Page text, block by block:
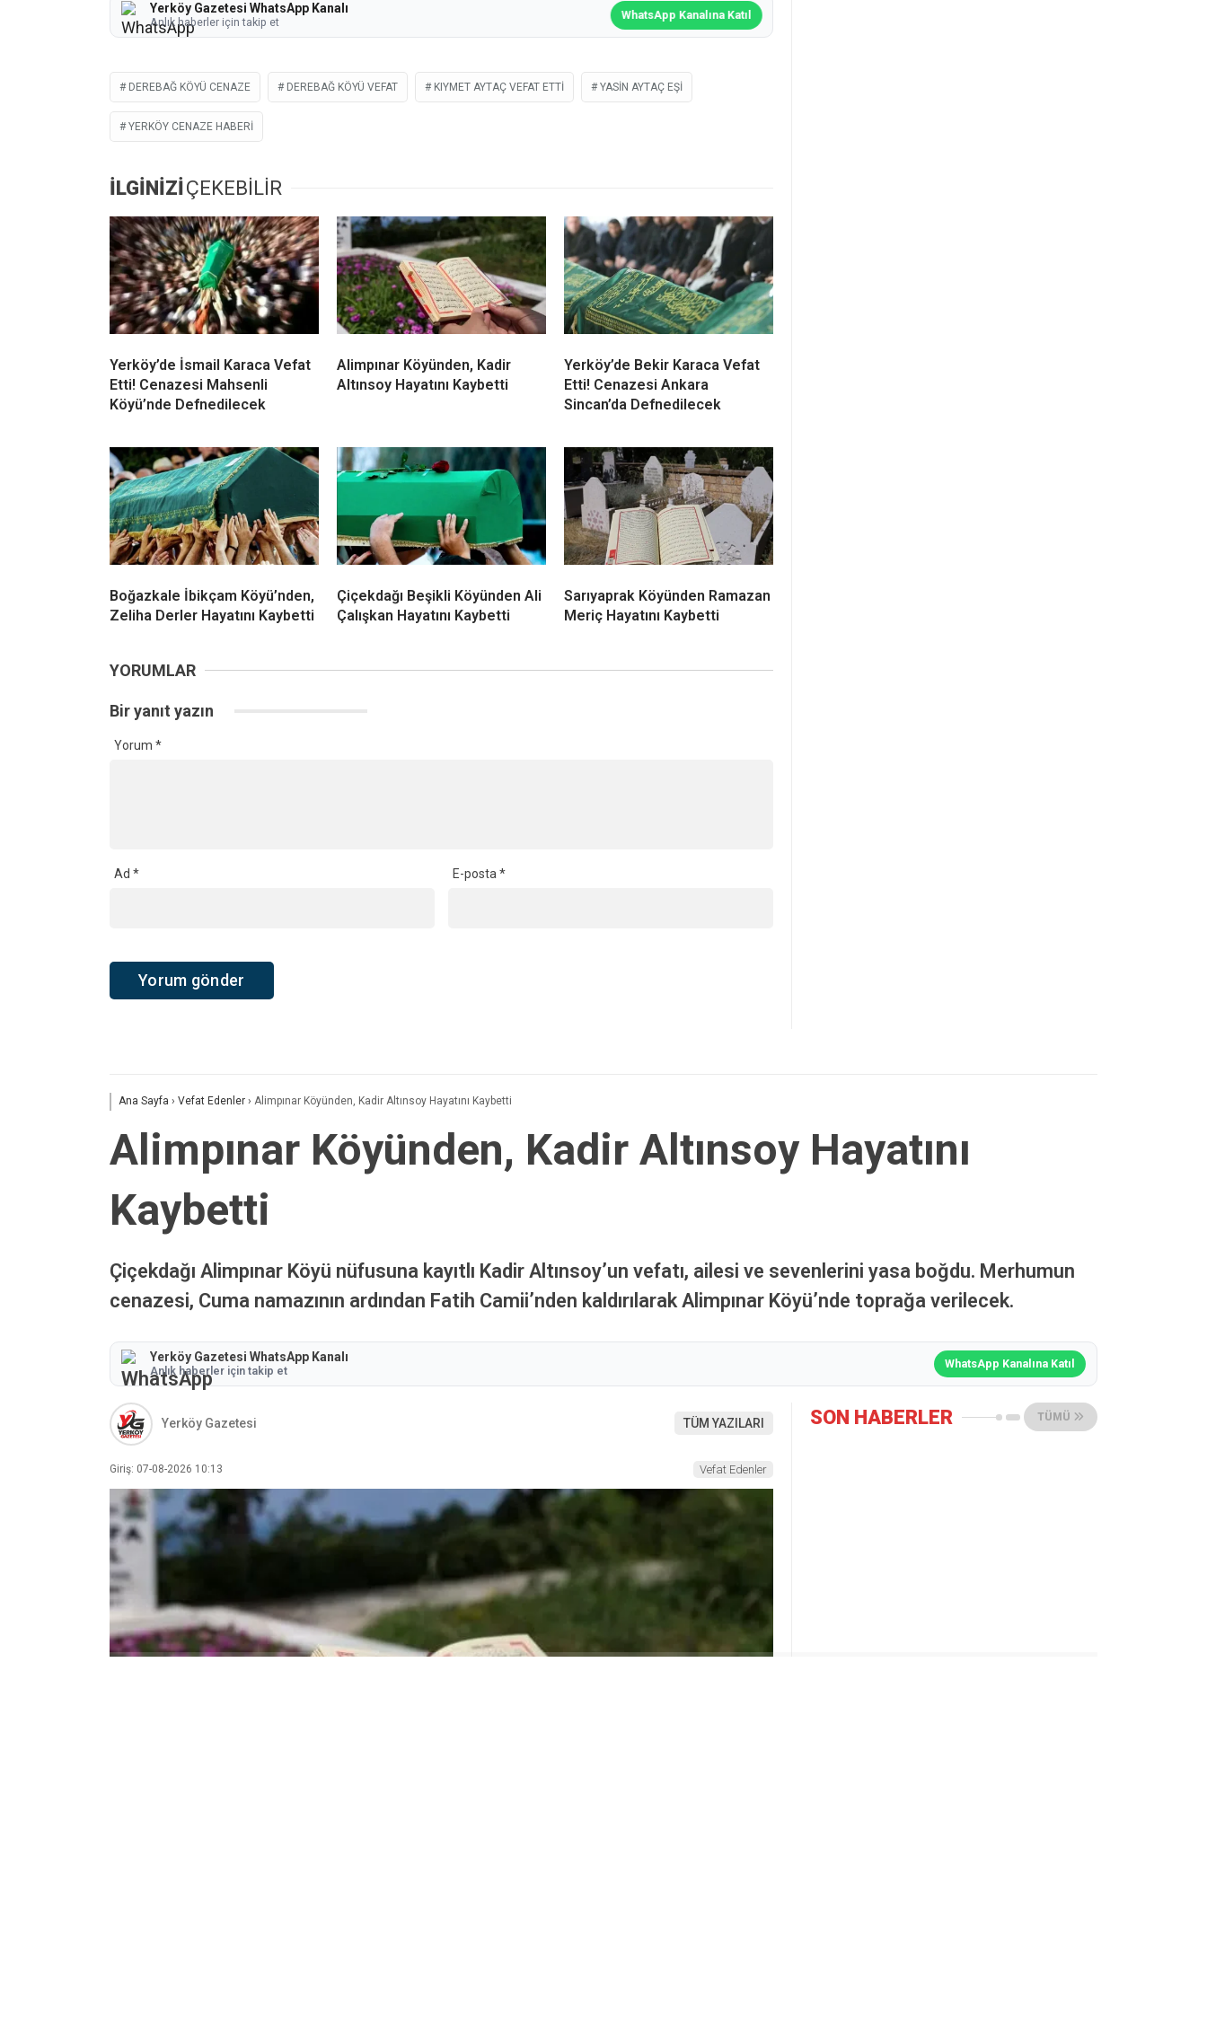
Yerköy Gazetesi WhatsApp Kanalı
Anlık haberler için takip et
WhatsApp Kanalına Katıl
DEREBAĞ KÖYÜ CENAZE DEREBAĞ KÖYÜ VEFAT KIYMET AYTAÇ VEFAT ETTI YASIN AYTAÇ EŞI
YERKÖY CENAZE HABERI
İLGİNİZİÇEKEBİLİR
Yerköy’de İsmail Karaca Vefat
Etti! Cenazesi Mahsenli
Köyü’nde Defnedilecek
Alimpınar Köyünden, Kadir
Altınsoy Hayatını Kaybetti
Yerköy’de Bekir Karaca Vefat
Etti! Cenazesi Ankara
Sincan’da Defnedilecek
Boğazkale İbikçam Köyü’nden,
Zeliha Derler Hayatını Kaybetti
Çiçekdağı Beşikli Köyünden Ali
Çalışkan Hayatını Kaybetti
Sarıyaprak Köyünden Ramazan
Meriç Hayatını Kaybetti
YORUMLAR
Bir yanıt yazın
Yorum *
Ad * E-posta *
Ana Sayfa › Vefat Edenler › Alimpınar Köyünden, Kadir Altınsoy Hayatını Kaybetti
Alimpınar Köyünden, Kadir Altınsoy Hayatını
Kaybetti
Çiçekdağı Alimpınar Köyü nüfusuna kayıtlı Kadir Altınsoy’un vefatı, ailesi ve sevenlerini yasa boğdu. Merhumun
cenazesi, Cuma namazının ardından Fatih Camii’nden kaldırılarak Alimpınar Köyü’nde toprağa verilecek.
Yerköy Gazetesi WhatsApp Kanalı
Anlık haberler için takip et
WhatsApp Kanalına Katıl
Yerköy Gazetesi TÜM YAZILARI
Giriş: 07-08-2026 10:13 Vefat Edenler
SON HABERLER TÜMÜ